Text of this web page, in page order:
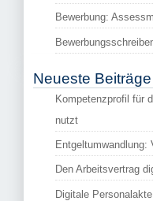
Bewerbung:
Neueste Beiträge
Kompetenzprofil für
nutzt
Den Arbeitsvertrag
Digitale